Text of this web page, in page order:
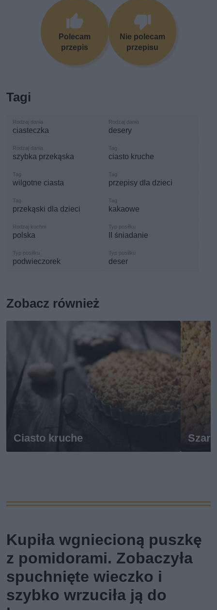
Polecam
przepis
Nie polecam
przepisu
Tagi
ciasteczka desery
szybka przekąska ciasto kruche
wilgotne ciasta przepisy dla dzieci
przekąski dla dzieci kakaowe
polska II śniadanie
podwieczorek deser
Zobacz również
Ciasto kruche
Kupiła wgniecioną puszkę
z pomidorami. Zobaczyła
spuchnięte wieczko i
szybko wrzuciła ją do